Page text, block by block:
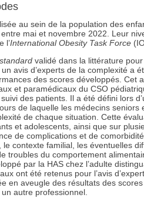
au sein de la population des
mai et novembre 2022. Leur
l’International Obesity Task Force
validé dans la littérature
avis d’experts de la complexité a
des scores développés. Cet
et paramédicaux du CSO
des patients. Il a été défini lors
de laquelle les médecins seniors
de chaque situation. Cette
et adolescents, ainsi que sur
de complications et de
le contexte familial, les éventuelles
troubles du comportement
par la HAS chez l’adulte
ont été retenus pour l’avis
en aveugle des résultats des
autre professionnel.